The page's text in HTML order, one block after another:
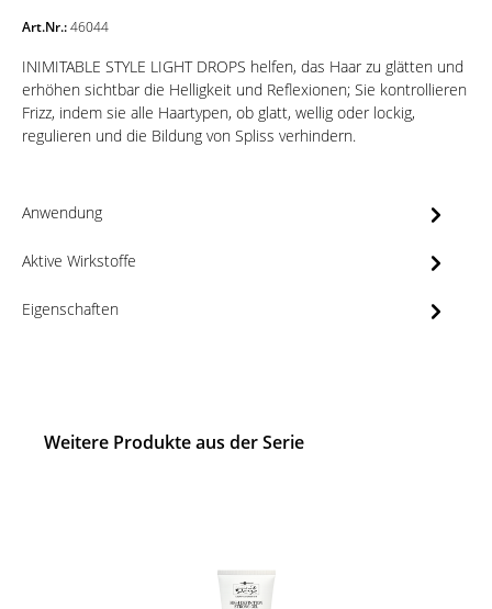
Art.Nr.:46044
INIMITABLE STYLE LIGHT DROPS helfen, das Haar zu glätten und
erhöhen sichtbar die Helligkeit und Reflexionen; Sie kontrollieren
Frizz, indem sie alle Haartypen, ob glatt, wellig oder lockig,
regulieren und die Bildung von Spliss verhindern.
Anwendung
Aktive Wirkstoffe
Eigenschaften
Weitere Produkte aus der Serie